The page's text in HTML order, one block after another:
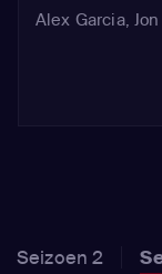
Alex Garcia,
Seizoen 2